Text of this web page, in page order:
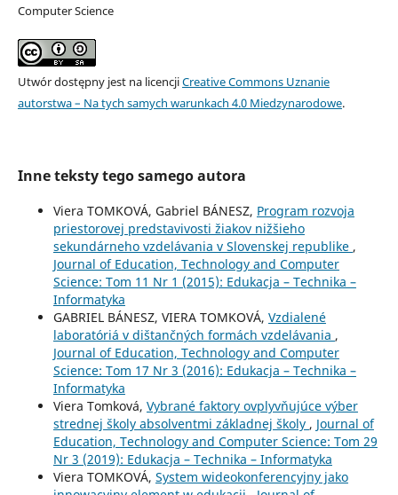
Computer Science
Utwór dostępny jest na licencjiCreative Commons Uznanie
autorstwa – Na tych samych warunkach 4.0 Miedzynarodowe.
Inne teksty tego samego autora
Viera TOMKOVÁ, Gabriel BÁNESZ, Program rozvoja
priestorovej predstavivosti žiakov nižšieho
sekundárneho vzdelávania v Slovenskej republike ,
Journal of Education, Technology and Computer
Science: Tom 11 Nr 1 (2015): Edukacja – Technika –
Informatyka
GABRIEL BÁNESZ, VIERA TOMKOVÁ, Vzdialené
laboratóriá v dištančných formách vzdelávania ,
Journal of Education, Technology and Computer
Science: Tom 17 Nr 3 (2016): Edukacja – Technika –
Informatyka
Viera Tomková, Vybrané faktory ovplyvňujúce výber
strednej školy absolventmi základnej školy , Journal of
Education, Technology and Computer Science: Tom 29
Nr 3 (2019): Edukacja – Technika – Informatyka
Viera TOMKOVÁ, System wideokonferencyjny jako